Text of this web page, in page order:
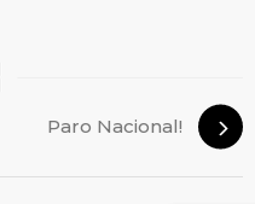
Paro Nacional!